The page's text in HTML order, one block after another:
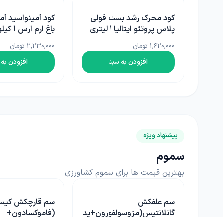
کود آمینواسید آمینو بمب
باغ ارم ارس 1 کیلویی
2,230,000 تومان
افزودن به سبد
پلاس آلمان 1 لیتری
2,250,000 تومان
افزودن
پیشنهاد ویژه
سموم
بهترین قیمت ها برای سموم کشاورزی
سم قارچکش کیسر پرو
(فاموکسادون+
سم علفکش
سم 500 سی سی